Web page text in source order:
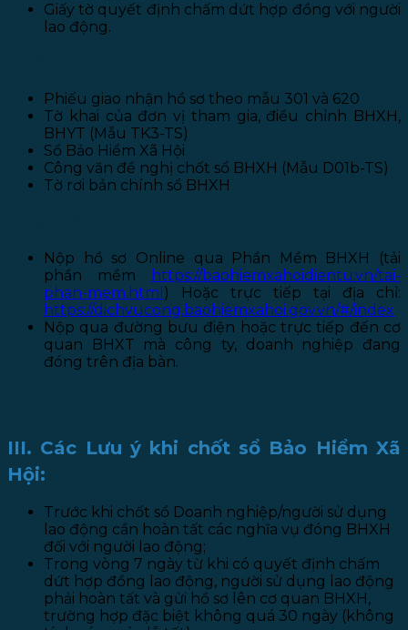
Giấy tờ quyết định chấm dứt hợp đồng với người
lao động.
Phiếu giao nhận hồ sơ theo mẫu 301 và 620
Tờ khai của đơn vị tham gia, điều chỉnh BHXH,
BHYT (Mẫu TK3-TS)
Sổ Bảo Hiểm Xã Hội
Công văn đề nghị chốt sổ BHXH (Mẫu D01b-TS)
Tờ rơi bản chính sổ BHXH
Nộp hồ sơ Online qua Phần Mềm BHXH (tải
phần mềm
https://baohiemxahoidientu.vn/tai-
phan-mem.html ) Hoặc trực tiếp tại địa chỉ:
https://dichvucong.baohiemxahoi.gov.vn/#/index
Nộp qua đường bưu điện hoặc trực tiếp đến cơ
quan BHXT mà công ty, doanh nghiệp đang
đóng trên địa bàn.
III. Các Lưu ý khi chốt sổ Bảo Hiểm Xã
Hội:
Trước khi chốt sổ Doanh nghiệp/người sử dụng
lao động cần hoàn tất các nghĩa vụ đóng BHXH
đối với người lao động;
Trong vòng 7 ngày từ khi có quyết định chấm
dứt hợp đồng lao động, người sử dụng lao động
phải hoàn tất và gửi hồ sơ lên cơ quan BHXH,
trường hợp đặc biệt không quá 30 ngày (không